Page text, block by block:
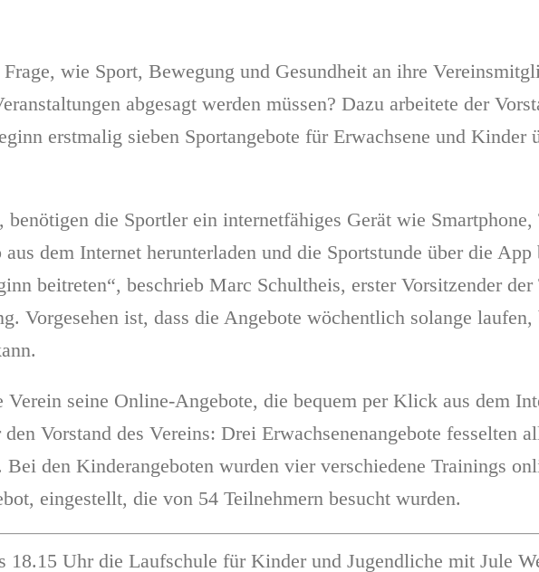
wie Sport, Bewegung und Gesundheit an ihre
abgesagt werden müssen? Dazu arbeitete der
erstmalig sieben Sportangebote für Erwachsene und
die Sportler ein internetfähiges Gerät wie
dem Internet herunterladen und die Sportstunde über die App
beitreten“, beschrieb Marc Schultheis, erster Vorsitzender
Vorgesehen ist, dass die Angebote wöchentlich solange
seine Online-Angebote, die bequem per Klick aus dem
Vorstand des Vereins: Drei Erwachsenenangebote fesselten
den Kinderangeboten wurden vier verschiedene Trainings
eingestellt, die von 54 Teilnehmern besucht wurden.
18.15 Uhr die Laufschule für Kinder und Jugendliche mit Jule